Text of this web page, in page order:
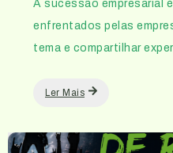
A sucessão empresarial
enfrentados pelas
tema e compartilhar
Ler Mais